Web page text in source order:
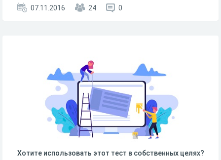
07.11.2016 24 0
Хотите использовать этот тест в собственных целях?